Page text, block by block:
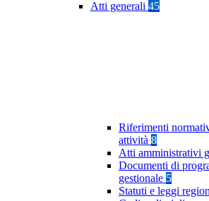
Atti generali 45
Riferimenti
attività 8
Atti amministrativi
Documenti di
gestionale 5
Statuti e leggi